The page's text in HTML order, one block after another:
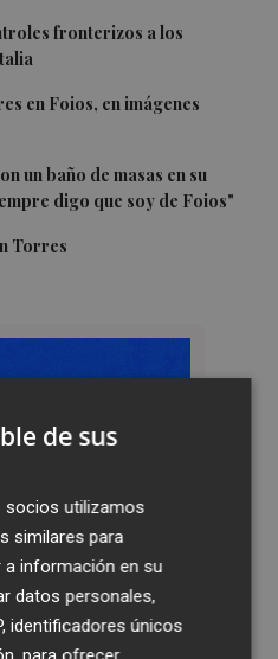
fronterizos a los
en Foios, en imágenes
un baño de masas en su
digo que soy de Foios"
Torres
de sus
socios utilizamos
similares para
a información en su
datos personales,
identificadores únicos